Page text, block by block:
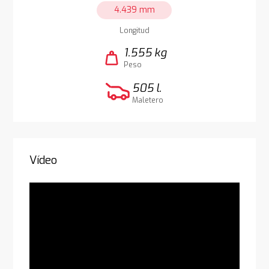
4.439 mm
Longitud
weight 1.555 kg
Peso
505 l.
Maletero
Vídeo